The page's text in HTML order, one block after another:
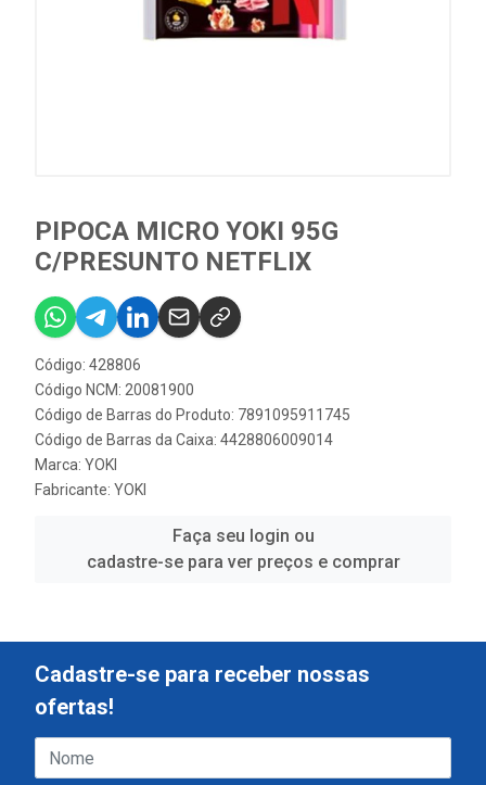
PIPOCA MICRO YOKI 95G
C/PRESUNTO NETFLIX
Código: 428806
Código NCM: 20081900
Código de Barras do Produto: 7891095911745
Código de Barras da Caixa: 4428806009014
Marca: YOKI
Fabricante: YOKI
Faça seu login ou
cadastre-se para ver preços e comprar
Cadastre-se para receber nossas
ofertas!